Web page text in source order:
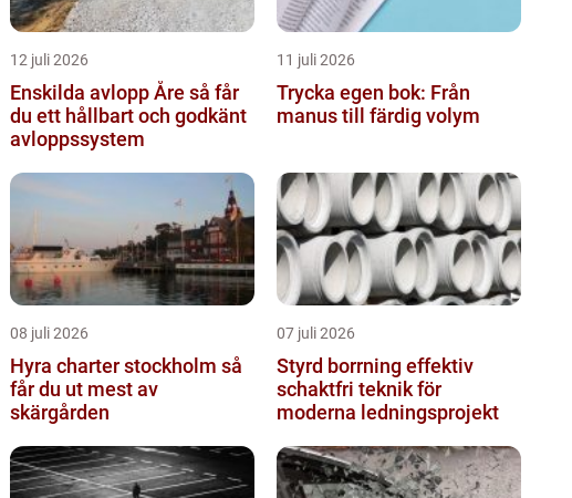
12 juli 2026
Enskilda avlopp Åre så får
du ett hållbart och godkänt
avloppssystem
11 juli 2026
Trycka egen bok: Från
manus till färdig volym
08 juli 2026
Hyra charter stockholm så
får du ut mest av
skärgården
07 juli 2026
Styrd borrning effektiv
schaktfri teknik för
moderna ledningsprojekt